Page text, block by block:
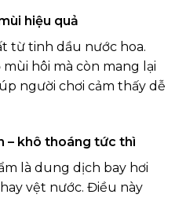
hiệu quả
từ tinh dầu nước hoa.
hôi mà còn mang lại
người chơi cảm thấy dễ
– khô thoáng tức thì
là dung dịch bay hơi
vệt nước. Điều này